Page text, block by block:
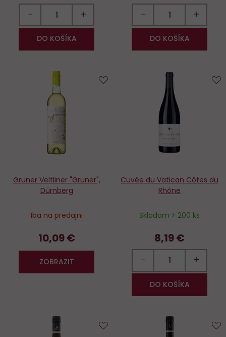
− +
DO KOŠÍKA
− +
DO KOŠÍKA
Grüner Veltliner "Grüner",
Dürnberg
Iba na predajni
10,09 €
ZOBRAZIT
Cuvée du Vatican Côtes du
Rhône
Skladom > 200 ks
8,19 €
− +
DO KOŠÍKA